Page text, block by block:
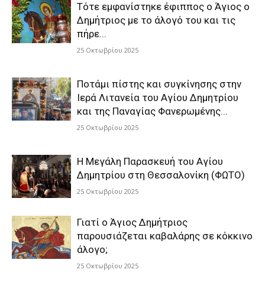
Τότε εμφανίστηκε έφιππος ο Άγιος ο
Δημήτριος με το άλογό του και τις
πήρε...
25 Οκτωβρίου 2025
Ποτάμι πίστης και συγκίνησης στην
Ιερά Λιτανεία του Αγίου Δημητρίου
και της Παναγίας Φανερωμένης...
25 Οκτωβρίου 2025
Η Μεγάλη Παρασκευή του Αγίου
Δημητρίου στη Θεσσαλονίκη (ΦΩΤΟ)
25 Οκτωβρίου 2025
Γιατί ο Άγιος Δημήτριος
παρουσιάζεται καβαλάρης σε κόκκινο
άλογο;
25 Οκτωβρίου 2025